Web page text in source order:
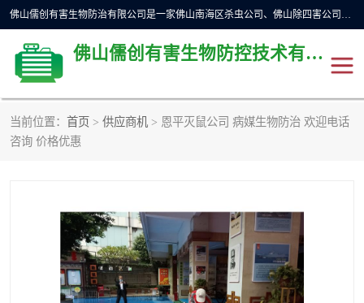
佛山儒创有害生物防治有限公司是一家佛山南海区杀虫公司、佛山除四害公司、佛山灭白蚁公司、佛山白蚁防治公司，让您远离虫害困扰。要问佛山白蚁防治哪家好？佛山儒创有害生物防治有限公司全佛山、广州，正规公司，上门勘查，可靠，售后有保障。
佛山儒创有害生物防控技术有限公司
当前位置： 首页 > 供应商机 > 恩平灭鼠公司 病媒生物防治 欢迎电话
咨询 价格优惠
除四害公司
佛山灭白蚁公司 佛山杀虫公司
佛山除四害公司 灭鼠